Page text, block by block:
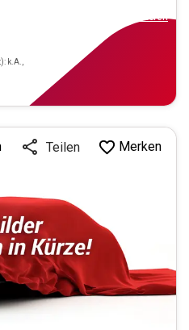
k.A.,
finanzieren
Teilen Merken